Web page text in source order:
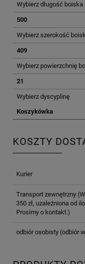
Wybierz długość boiska
500
Wybierz szerokość
409
Wybierz powierzchnię
21
Wybierz dyscyplinę
Koszykówka
KOSZTY
CENA NIE
Kurier
Transport zewnętrzny
350 zł, uzależniona od
Prosimy o kontakt.)
odbiór osobisty(odbiór